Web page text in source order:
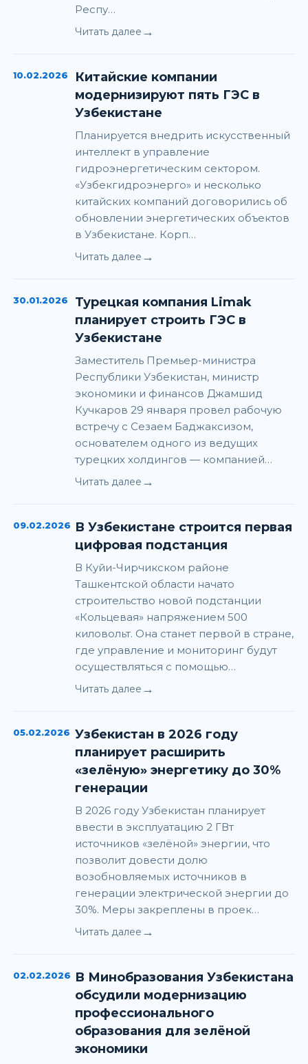
Респу…
Читать далее →
10.02.2026
Китайские компании
модернизируют пять ГЭС в
Узбекистане
Планируется внедрить искусственный
интеллект в управление
гидроэнергетическим сектором.
«Узбекгидроэнерго» и несколько
китайских компаний договорились об
обновлении энергетических объектов
в Узбекистане. Корп…
Читать далее →
30.01.2026
Турецкая компания Limak
планирует строить ГЭС в
Узбекистане
Заместитель Премьер-министра
Республики Узбекистан, министр
экономики и финансов Джамшид
Кучкаров 29 января провел рабочую
встречу с Сезаем Баджаксизом,
основателем одного из ведущих
турецких холдингов — компанией…
Читать далее →
09.02.2026 В Узбекистане строится первая
цифровая подстанция
В Куйи-Чирчикском районе
Ташкентской области начато
строительство новой подстанции
«Кольцевая» напряжением 500
киловольт. Она станет первой в стране,
где управление и мониторинг будут
осуществляться с помощью…
Читать далее →
05.02.2026 Узбекистан в 2026 году
планирует расширить
«зелёную» энергетику до 30%
генерации
В 2026 году Узбекистан планирует
ввести в эксплуатацию 2 ГВт
источников «зелёной» энергии, что
позволит довести долю
возобновляемых источников в
генерации электрической энергии до
30%. Меры закреплены в проек…
Читать далее →
02.02.2026 В Минобразования Узбекистана
обсудили модернизацию
профессионального
образования для зелёной
экономики